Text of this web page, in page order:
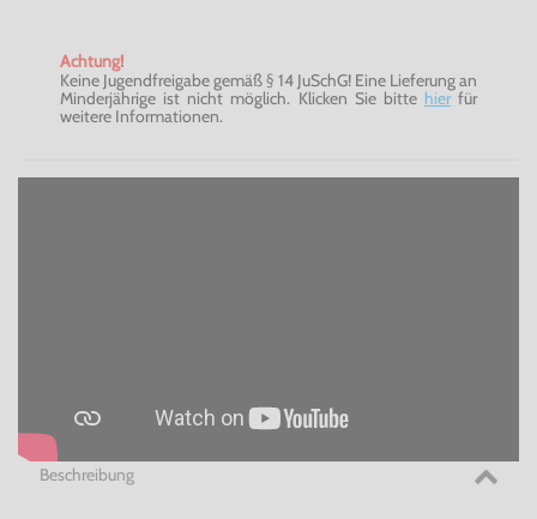
Achtung!
Keine Jugendfreigabe gemäß § 14 JuSchG! Eine Lieferung an
Minderjährige ist nicht möglich. Klicken Sie bitte hierfür
weitere Informationen.
Beschreibung